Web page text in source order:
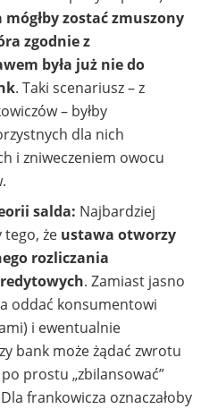
zostać zmuszony
zgodnie z
była już nie do
. Taki scenariusz – z
– byłby
dla nich
i zniweczeniem owocu
salda: Najbardziej
tego, że ustawa otworzy
rozliczania
. Zamiast jasno
oddać konsumentowi
i ewentualnie
bank może żądać zwrotu
prostu „zbilansować”
frankowicza oznaczałoby